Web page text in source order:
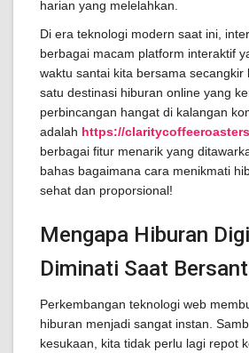
harian yang melelahkan.
Di era teknologi modern saat ini,
berbagai macam platform interaktif
waktu santai kita bersama secangkir
satu destinasi hiburan online yang
perbincangan hangat di kalangan
adalah https://
berbagai fitur menarik yang
bahas bagaimana cara menikmati
sehat dan proporsional!
Mengapa Hiburan
Diminati Saat
Perkembangan teknologi web
hiburan menjadi sangat instan.
kesukaan, kita tidak perlu lagi repot